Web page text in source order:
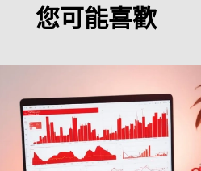
您可能喜歡